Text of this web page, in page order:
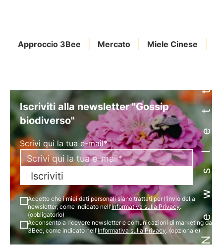
Approccio 3Bee Mercato Miele CineseNewsletter
Iscriviti alla newsletter "Gossip
biodiverso"
Scrivi qui la tua e-mail*
Iscriviti
Accetto che i miei dati personali siano trattati per l'invio della
newsletter, come indicato nell'Informativa sulla Privacy.
(obbligatorio)
Acconsento a ricevere newsletter e comunicazioni di marketing da
3Bee, come indicato nell'Informativa sulla Privacy. (opzionale)